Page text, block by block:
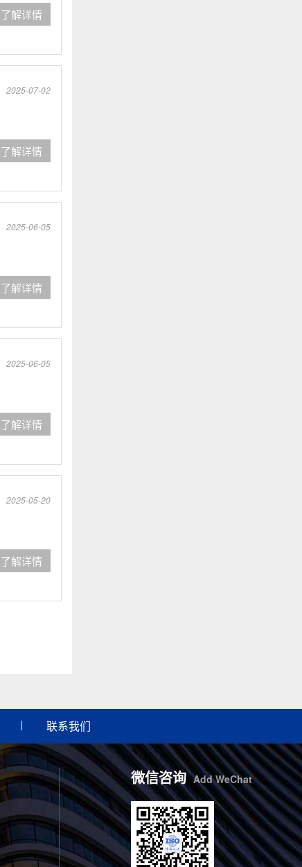
了解详情
2025-07-02
了解详情
2025-06-05
了解详情
2025-06-05
了解详情
2025-05-20
了解详情
联系我们
微信咨询 Add WeChat